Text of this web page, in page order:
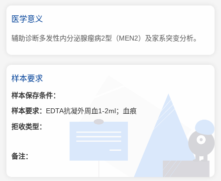
医学意义
辅助诊断多发性内分泌腺瘤病2型（MEN2）及家系突变分析。
样本要求
样本保存条件：
样本要求： EDTA抗凝外周血1-2ml；血痕
拒收类型：
备注：